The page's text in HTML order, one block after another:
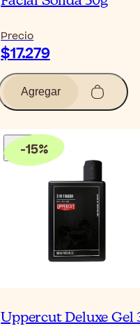
Precio
$17.279
Agregar
-15%
Uppercut Deluxe Gel